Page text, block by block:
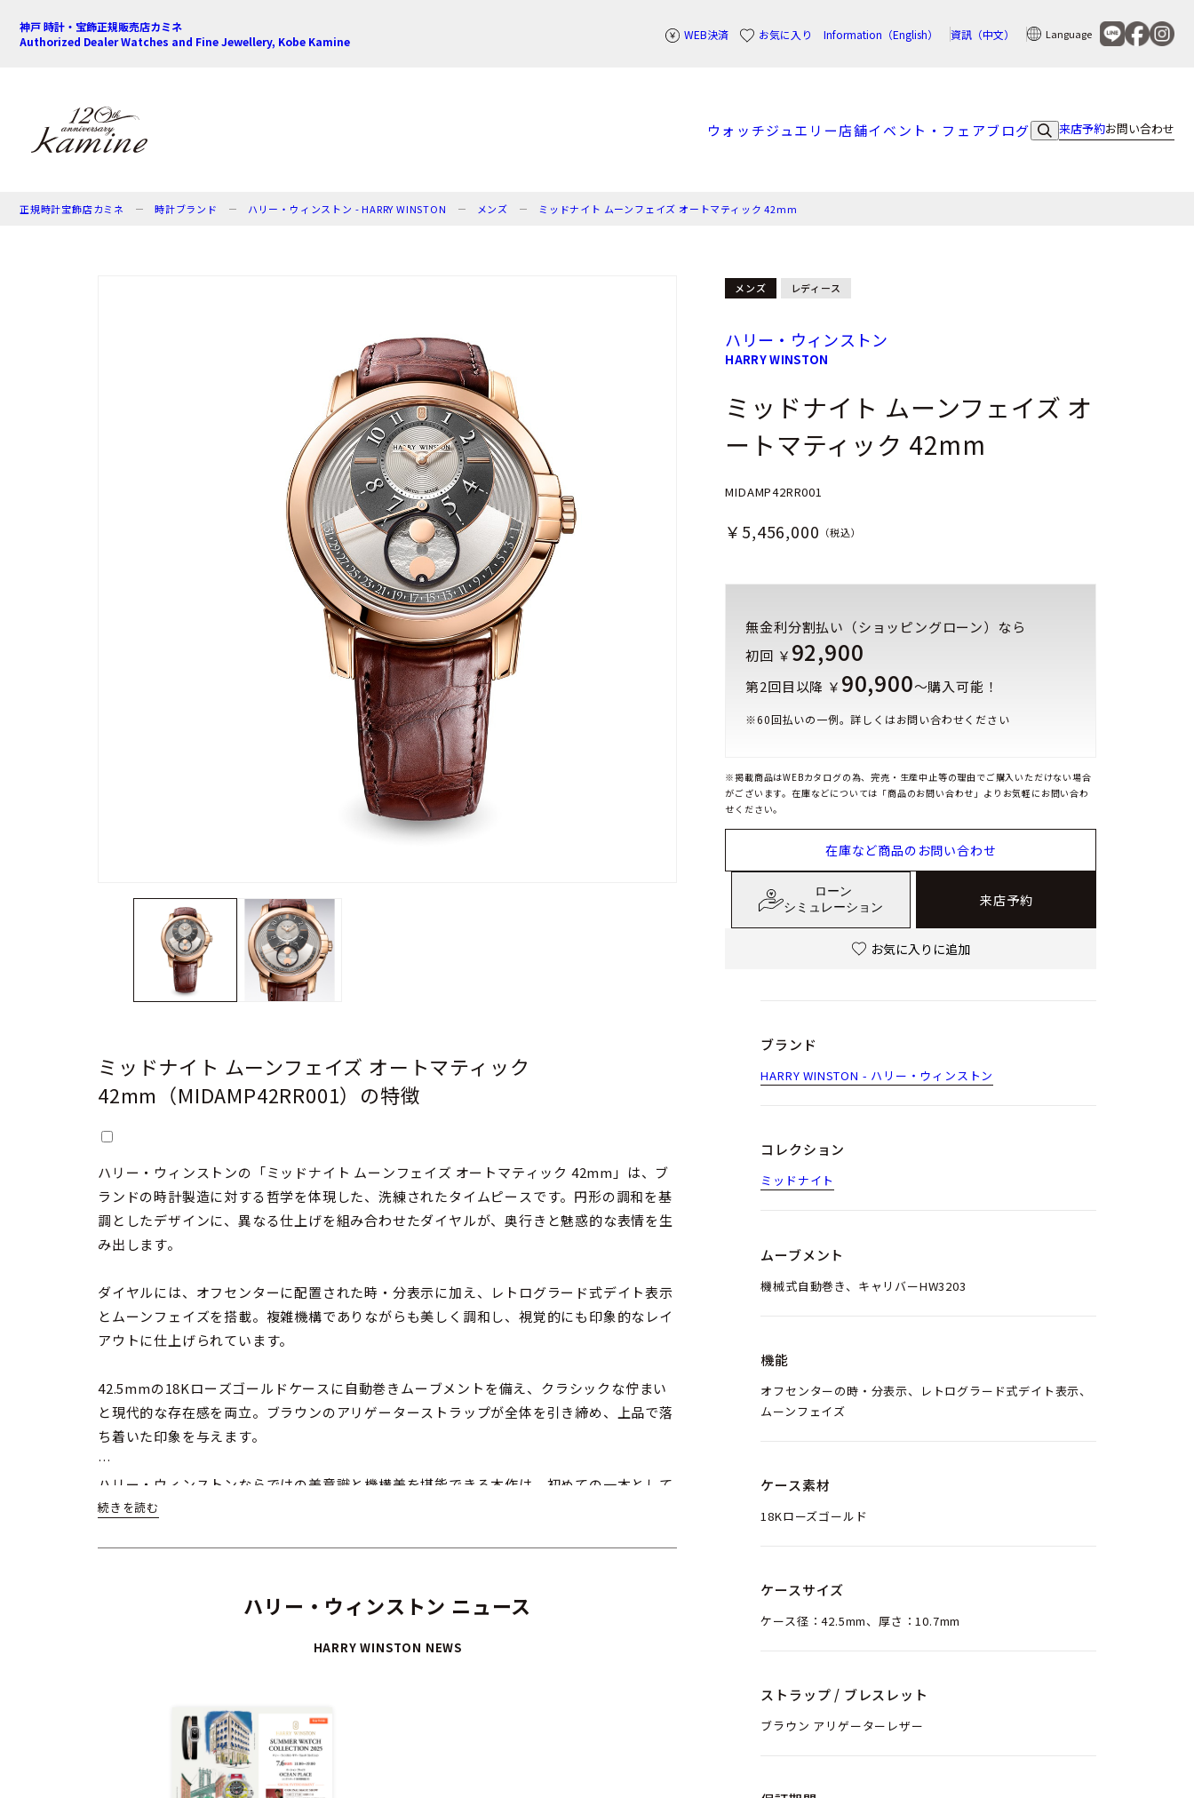
神戸 時計・宝飾正規販売店カミネ
Authorized Dealer Watches and Fine Jewellery, Kobe Kamine
WEB決済 お気に入り Information（English） 資訊（中文） Language
ウォッチジュエリー店舗イベント・フェアブログ 来店予約お問い合わせ
正規時計宝飾店カミネ 時計ブランド ハリー・ウィンストン - HARRY WINSTON メンズ ミッドナイト ムーンフェイズ オートマティック 42mm
ミッドナイト ムーンフェイズ オートマティック
42mm（MIDAMP42RR001）の特徴
ハリー・ウィンストンの「ミッドナイト ムーンフェイズ オートマティック 42mm」は、ブ
ランドの時計製造に対する哲学を体現した、洗練されたタイムピースです。円形の調和を基
調としたデザインに、異なる仕上げを組み合わせたダイヤルが、奥行きと魅惑的な表情を生
み出します。
ダイヤルには、オフセンターに配置された時・分表示に加え、レトログラード式デイト表示
とムーンフェイズを搭載。複雑機構でありながらも美しく調和し、視覚的にも印象的なレイ
アウトに仕上げられています。
42.5mmの18Kローズゴールドケースに自動巻きムーブメントを備え、クラシックな佇まい
と現代的な存在感を両立。ブラウンのアリゲーターストラップが全体を引き締め、上品で落
ち着いた印象を与えます。
ハリー・ウィンストンならではの美意識と機構美を堪能できる本作は、初めての一本として
も、コレクションとしてもふさわしい、タイムレスな魅力を備えたモデルです。
ハリー・ウィンストン ニュース
HARRY WINSTON NEWS
メンズ レディース
ハリー・ウィンストン
HARRY WINSTON
ミッドナイト ムーンフェイズ オ
ートマティック 42mm
MIDAMP42RR001
￥5,456,000 （税込）
無金利分割払い（ショッピングローン）なら
初回 ￥ 92,900
第2回目以降 ￥ 90,900～購入可能！
※60回払いの一例。詳しくはお問い合わせください
※掲載商品はWEBカタログの為、完売・生産中止等の理由でご購入いただけない場合
がございます。在庫などについては「商品のお問い合わせ」よりお気軽にお問い合わ
せください。
在庫など商品のお問い合わせ
ローン
シミュレーション
来店予約
お気に入りに追加
ブランド
HARRY WINSTON - ハリー・ウィンストン
コレクション
ミッドナイト
ムーブメント
機械式自動巻き、キャリバーHW3203
機能
オフセンターの時・分表示、レトログラード式デイト表示、
ムーンフェイズ
ケース素材
18Kローズゴールド
ケースサイズ
ケース径：42.5mm、厚さ：10.7mm
ストラップ / ブレスレット
ブラウン アリゲーターレザー